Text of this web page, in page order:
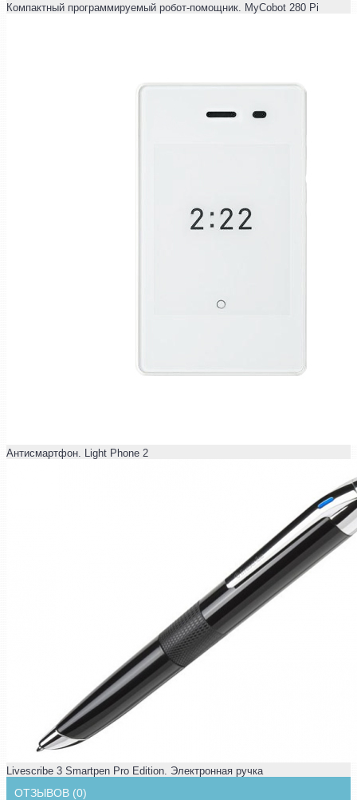
Компактный программируемый робот-помощник. MyCobot 280 Pi
Антисмартфон. Light Phone 2
Livescribe 3 Smartpen Pro Edition. Электронная ручка
ОТЗЫВОВ (0)